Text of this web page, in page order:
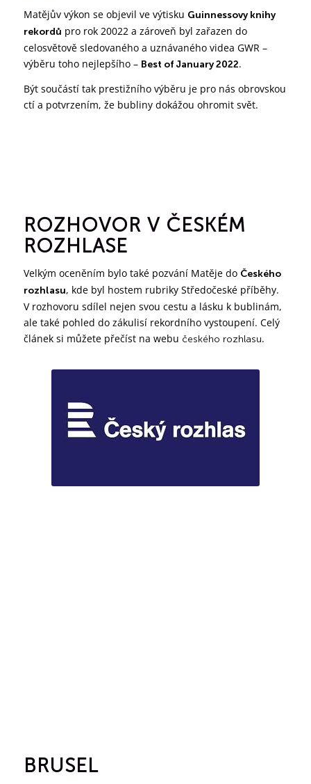
Matějův výkon se objevil ve výtisku Guinnessovy knihy
rekordů pro rok 20022 a zároveň byl zařazen do
celosvětově sledovaného a uznávaného videa GWR –
výběru toho nejlepšího – Best of January 2022.
Být součástí tak prestižního výběru je pro nás obrovskou
ctí a potvrzením, že bubliny dokážou ohromit svět.
ROZHOVOR V ČESKÉM
ROZHLASE
Velkým oceněním bylo také pozvání Matěje do Českého
rozhlasu, kde byl hostem rubriky Středočeské příběhy.
V rozhovoru sdílel nejen svou cestu a lásku k bublinám,
ale také pohled do zákulisí rekordního vystoupení. Celý
článek si můžete přečíst na webu českého rozhlasu.
BRUSEL